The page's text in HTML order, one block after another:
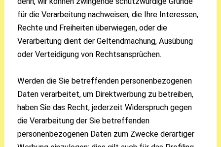
für die Verarbeitung nachweisen, die Ihre Interessen,
Rechte und Freiheiten überwiegen, oder die
Verarbeitung dient der Geltendmachung, Ausübung
oder Verteidigung von Rechtsansprüchen.
Werden die Sie betreffenden personenbezogenen
Daten verarbeitet, um Direktwerbung zu betreiben,
haben Sie das Recht, jederzeit Widerspruch gegen
die Verarbeitung der Sie betreffenden
personenbezogenen Daten zum Zwecke derartiger